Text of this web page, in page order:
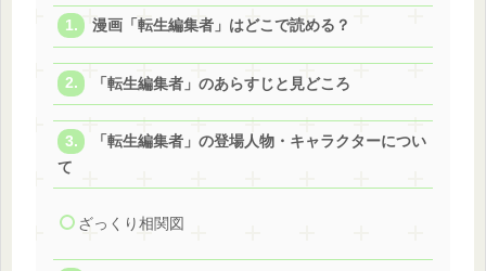
漫画「転生編集者」はどこで読める？
「転生編集者」のあらすじと見どころ
「転生編集者」の登場人物・キャラクターについ
て
ざっくり相関図